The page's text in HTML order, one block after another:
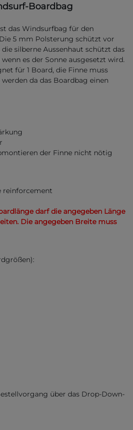
Boardbag
das Windsurfbag für den
5 mm Polsterung schützt vor
silberne Aussenhaut schützt das
es der Sonne ausgesetzt wird.
für 1 Board, die Finne muss
da das Boardbag einen
der Finne nicht nötig
reinforcement
darf die angegeben Länge
Die angegeben Breite muss
über das Drop-Down-